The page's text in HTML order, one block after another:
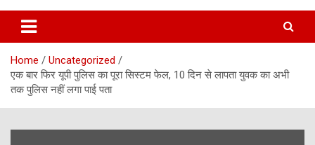
The Sunday views
Home
Uncategorized
एक बार फिर यूपी पुलिस का पूरा सिस्टम फेल, 10 दिन से लापता युवक का अभी
तक पुलिस नहीं लगा पाई पता